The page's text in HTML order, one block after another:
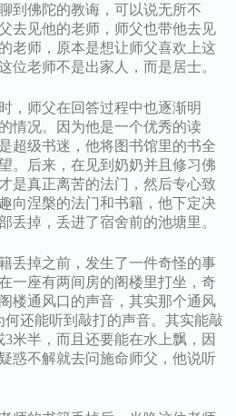
到佛陀的教诲，可以说无所不
去见他的老师，师父也带他去见
老师，原本是想让师父喜欢上这
位老师不是出家人，而是居士。
，师父在回答过程中也逐渐明
情况。因为他是一个优秀的读
超级书迷，他将图书馆里的书全
。后来，在见到奶奶并且修习佛
是真正离苦的法门，然后专心致
向涅槃的法门和书籍，他下定决
丢掉，丢进了宿舍前的池塘里。
丢掉之前，发生了一件奇怪的事
一座有两间房的阁楼里打坐，奇
楼通风口的声音，其实那个通风
还能听到敲打的声音。其实能敲
米半，而且还要能在水上飘，因
惑不解就去问施命师父，他说听